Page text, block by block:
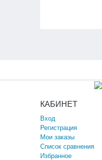
КАБИНЕТ
Вход
Регистрация
Мои заказы
Список сравнения
Избранное